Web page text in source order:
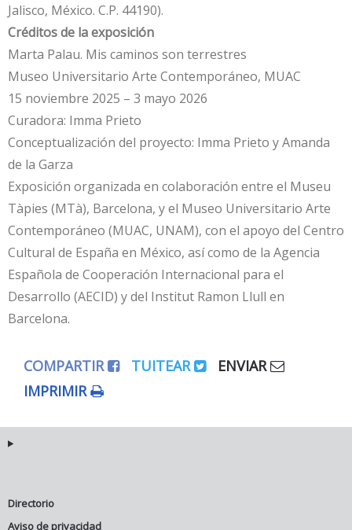
Jalisco, México. C.P. 44190).
Créditos de la exposición
Marta Palau. Mis caminos son terrestres
Museo Universitario Arte Contemporáneo, MUAC
15 noviembre 2025 – 3 mayo 2026
Curadora: Imma Prieto
Conceptualización del proyecto: Imma Prieto y Amanda
de la Garza
Exposición organizada en colaboración entre el Museu
Tàpies (MTà), Barcelona, y el Museo Universitario Arte
Contemporáneo (MUAC, UNAM), con el apoyo del Centro
Cultural de España en México, así como de la Agencia
Española de Cooperación Internacional para el
Desarrollo (AECID) y del Institut Ramon Llull en
Barcelona.
COMPARTIR TUITEAR
ENVIAR
IMPRIMIR
Directorio
Aviso de privacidad